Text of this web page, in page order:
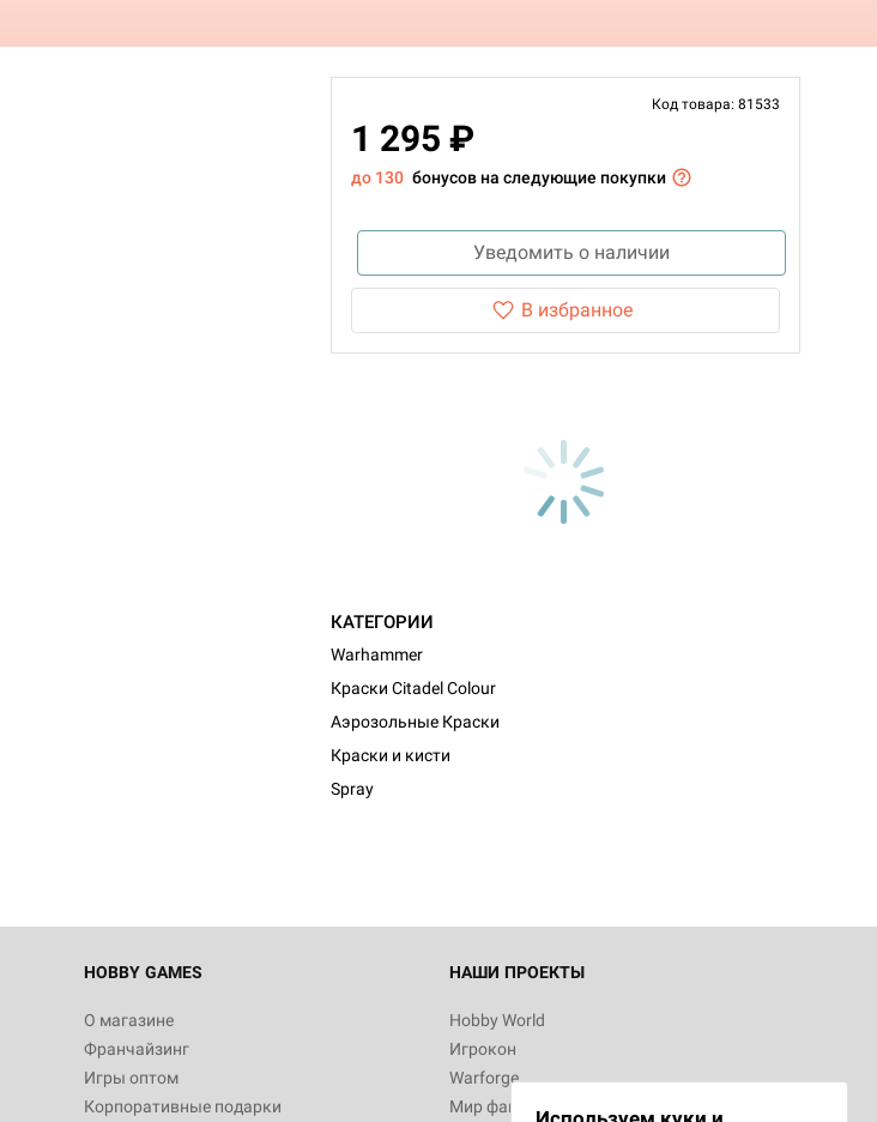
Код товара: 81533
1 295 ₽
до 130 бонусов на следующие покупки
Уведомить о наличии
В избранное
КАТЕГОРИИ
Warhammer
Краски Citadel Colour
Аэрозольные Краски
Краски и кисти
Spray
HOBBY GAMES
О магазине
Франчайзинг
Игры оптом
Корпоративные подарки
НАШИ ПРОЕКТЫ
Hobby World
Игрокон
Warforge
Мир фантастики